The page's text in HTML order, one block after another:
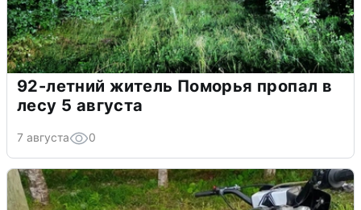
92-летний житель Поморья пропал в
лесу 5 августа
7 августа 0